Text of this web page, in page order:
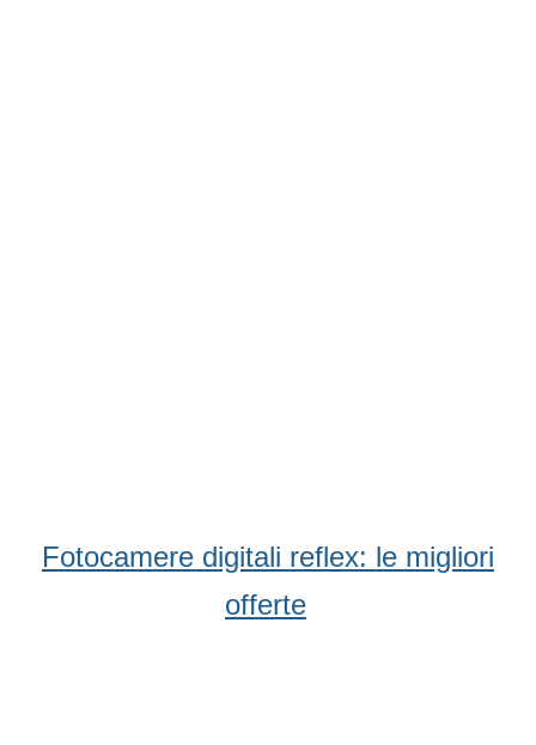
Fotocamere digitali reflex: le migliori
offerte